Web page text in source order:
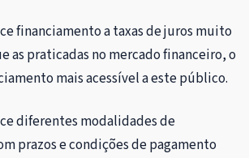
financiamento a taxas de juros muito
as praticadas no mercado financeiro, o
mais acessível a este público.
diferentes modalidades de
prazos e condições de pagamento